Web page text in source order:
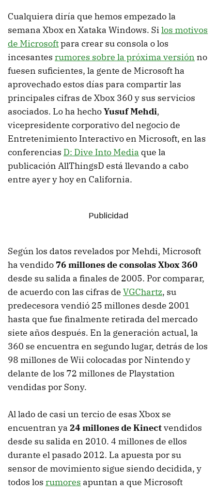
Cualquiera diría que hemos empezado la
semana Xbox en Xataka Windows. Si los motivos
de Microsoftpara crear su consola o los
incesantes rumores sobre la próxima versión no
fuesen suficientes, la gente de Microsoft ha
aprovechado estos días para compartir las
principales cifras de Xbox 360 y sus servicios
asociados. Lo ha hechoYusuf Mehdi,
vicepresidente corporativo del negocio de
Entretenimiento Interactivo en Microsoft, en las
conferencias D: Dive Into Media que la
publicación AllThingsD está llevando a cabo
entre ayer y hoy en California.
Según los datos revelados por Mehdi, Microsoft
ha vendido 76 millones de consolas Xbox 360
desde su salida a finales de 2005. Por comparar,
de acuerdo con las cifras de VGChartz, su
predecesora vendió 25 millones desde 2001
hasta que fue finalmente retirada del mercado
siete años después. En la generación actual, la
360 se encuentra en segundo lugar, detrás de los
98 millones de Wii colocadas por Nintendo y
delante de los 72 millones de Playstation
vendidas por Sony.
Al lado de casi un tercio de esas Xbox se
encuentran ya 24 millones de Kinectvendidos
desde su salida en 2010. 4 millones de ellos
durante el pasado 2012. La apuesta por su
sensor de movimiento sigue siendo decidida, y
todos los rumores apuntan a que Microsoft